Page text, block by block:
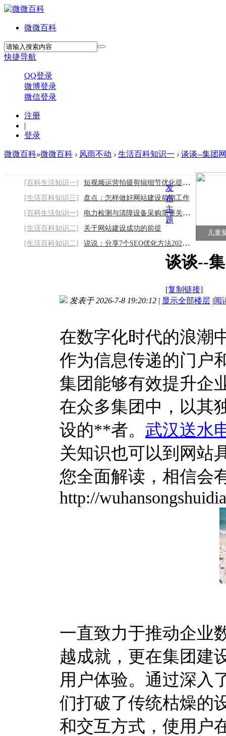
微微百科
快捷导航
QQ登录
微博登录
微信登录
注册
|
登录
微微百科»微微百科 › 风雨不动 › 生活百科知识一 › 谈谈--集团
[百科生活知识一]
短视频运营拍摄剪辑细节优化提升作品质感
[生活百科知识三]
盘点：怎样做好网站建设前期工作
[百科生活知识一]
电力检测与清障设备采购需要关注哪些因素
[生活百科知识二]
关于网站建设成功的前提
[生活百科知识二]
说说：分享7个SEO优化方法2026/8/7
儿童
发
布
主
题
谈谈--
[复制链接]
发表于 2026-7-8 19:20:12 | 显示全部楼层 |阅
在数字化时代的浪潮
作为信息传递的门户
集团能够有效提升企
在众多集团中，以其
设的**者。 武汉送水
关知识也可以到网站
您全面解读，相信会
http://
一直致力于推动企业
越成就，更在集团建
用户体验。通过深入
们打破了传统枯燥的
和交互方式，使用户